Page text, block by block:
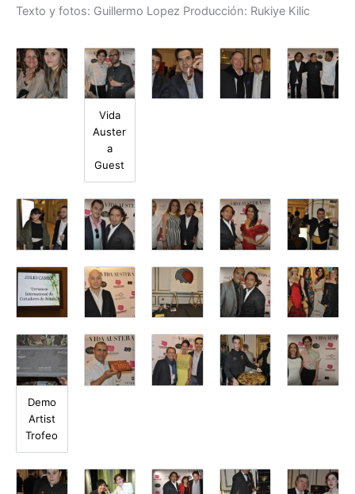
Texto y fotos: Guillermo Lopez Producción: Rukiye Kilic
Vida
Auster
a
Guest
Demo
Artist
Trofeo